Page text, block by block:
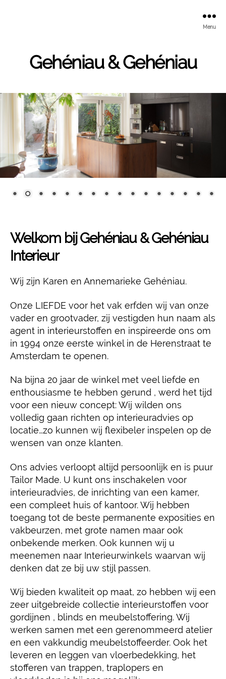
Menu
Gehéniau & Gehéniau
Welkom bij Gehéniau & Gehéniau
Interieur
Wij zijn Karen en Annemarieke Gehéniau.
Onze LIEFDE voor het vak erfden wij van onze
vader en grootvader, zij vestigden hun naam als
agent in interieurstoffen en inspireerde ons om
in 1994 onze eerste winkel in de Herenstraat te
Amsterdam te openen.
Na bijna 20 jaar de winkel met veel liefde en
enthousiasme te hebben gerund , werd het tijd
voor een nieuw concept: Wij wilden ons
volledig gaan richten op interieuradvies op
locatie…zo kunnen wij flexibeler inspelen op de
wensen van onze klanten.
Ons advies verloopt altijd persoonlijk en is puur
Tailor Made. U kunt ons inschakelen voor
interieuradvies, de inrichting van een kamer,
een compleet huis of kantoor. Wij hebben
toegang tot de beste permanente exposities en
vakbeurzen, met grote namen maar ook
onbekende merken. Ook kunnen wij u
meenemen naar Interieurwinkels waarvan wij
denken dat ze bij uw stijl passen.
Wij bieden kwaliteit op maat, zo hebben wij een
zeer uitgebreide collectie interieurstoffen voor
gordijnen , blinds en meubelstoffering. Wij
werken samen met een gerenommeerd atelier
en een vakkundig meubelstoffeerder. Ook het
leveren en leggen van vloerbedekking, het
stofferen van trappen, traplopers en